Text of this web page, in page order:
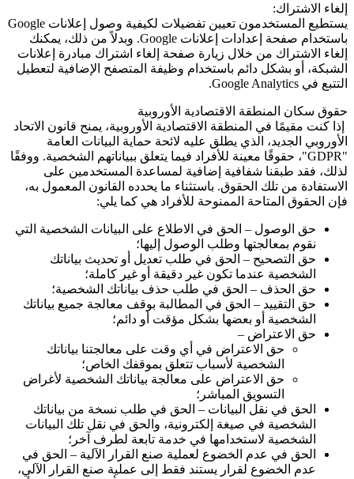
إلغاء الاشتراك:
يستطيع المستخدمون تعيين تفضيلات لكيفية وصول إعلانات Google
باستخدام صفحة إعدادات إعلانات Google. وبدلاً من ذلك، يمكنك
إلغاء الاشتراك من خلال زيارة صفحة إلغاء اشتراك مبادرة إعلانات
الشبكة، أو بشكل دائم باستخدام وظيفة المتصفح الإضافية لتعطيل
التتبع في Google Analytics
.
حقوق سكان المنطقة الاقتصادية الأوروبية
إذا كنت مقيمًا في المنطقة الاقتصادية الأوروبية، يمنح قانون الاتحاد
الأوروبي الجديد، الذي يطلق عليه لائحة حماية البيانات العامة
"GDPR"، حقوقًا معينة للأفراد فيما يتعلق ببياناتهم الشخصية. ووفقًا
لذلك، فقد طبقنا شفافية إضافية لمساعدة المستخدمين على
الاستفادة من تلك الحقوق. باستثناء ما يحدده القانون المعمول به،
فإن الحقوق المتاحة الممنوحة للأفراد هي كما يلي:
حق الوصول – الحق في الاطلاع على البيانات الشخصية التي
نقوم بمعالجتها وطلب الوصول إليها؛
حق التصحيح – الحق في طلب تعديل أو تحديث بياناتك
الشخصية عندما تكون غير دقيقة أو غير كاملة؛
حق الحذف – الحق في طلب حذف بياناتك الشخصية؛
حق التقييد – الحق في المطالبة بوقف معالجة جميع بياناتك
الشخصية أو بعضها بشكل مؤقت أو دائم؛
حق الاعتراض –
حق الاعتراض في أي وقت على معالجتنا بياناتك
الشخصية لأسباب تتعلق بموقفك الخاص؛
حق الاعتراض على معالجة بياناتك الشخصية لأغراض
التسويق المباشر؛
الحق في نقل البيانات – الحق في طلب نسخة من بياناتك
الشخصية في صيغة إلكترونية، والحق في نقل تلك البيانات
الشخصية لاستخدامها في خدمة تابعة لطرف آخر؛
الحق في عدم الخضوع لعملية صنع القرار الآلية – الحق في
عدم الخضوع لقرار يستند فقط إلى عملية صنع القرار الآلي،